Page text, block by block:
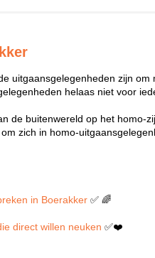
uitgaansgelegenheden zijn om
helaas niet voor
de buitenwereld op het homo-
zich in homo-
in Boerakker ✅ 🌈
direct willen neuken✅❤️